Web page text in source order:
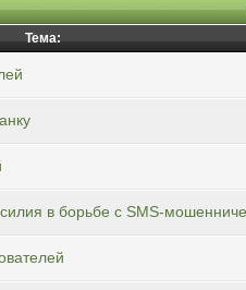
Тема:
в борьбе с SMS-